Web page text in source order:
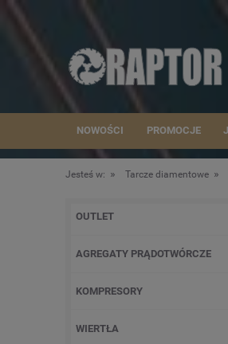
NOWOŚCI PROMOCJE
Jesteś w: » Tarcze diamentowe »
OUTLET
AGREGATY PRĄDOTWÓRCZE
KOMPRESORY
WIERTŁA